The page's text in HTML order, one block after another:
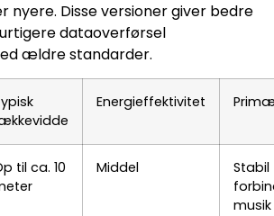
nyere. Disse versioner giver bedre
dataoverførsel
ældre standarder.
Energieffektivitet
til ca. 10
Middel
Stabil
musik